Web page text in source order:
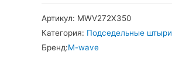
Артикул: MWV272X350
Категория: Подседельные штыри
Бренд:M-wave